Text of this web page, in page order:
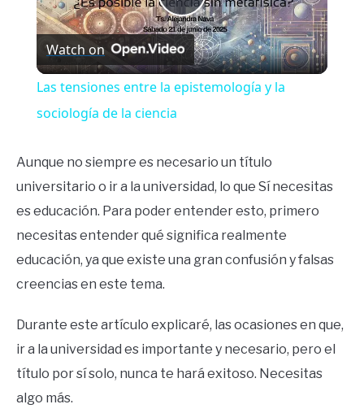
Play
Video
Watch on
Las tensiones entre la epistemología y la
sociología de la ciencia
Aunque no siempre es necesario un título
universitario o ir a la universidad, lo que Sí necesitas
es educación. Para poder entender esto, primero
necesitas entender qué significa realmente
educación, ya que existe una gran confusión y falsas
creencias en este tema.
Durante este artículo explicaré, las ocasiones en que,
ir a la universidad es importante y necesario, pero el
título por sí solo, nunca te hará exitoso. Necesitas
algo más.